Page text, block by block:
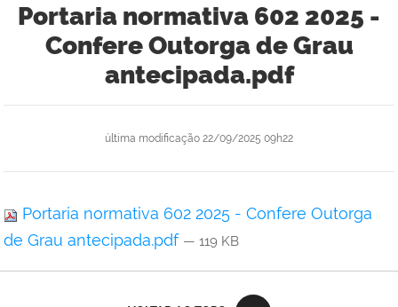
Portaria normativa 602 2025 -
Confere Outorga de Grau
antecipada.pdf
última modificação 22/09/2025 09h22
Portaria normativa 602 2025 - Confere Outorga
de Grau antecipada.pdf — 119 KB